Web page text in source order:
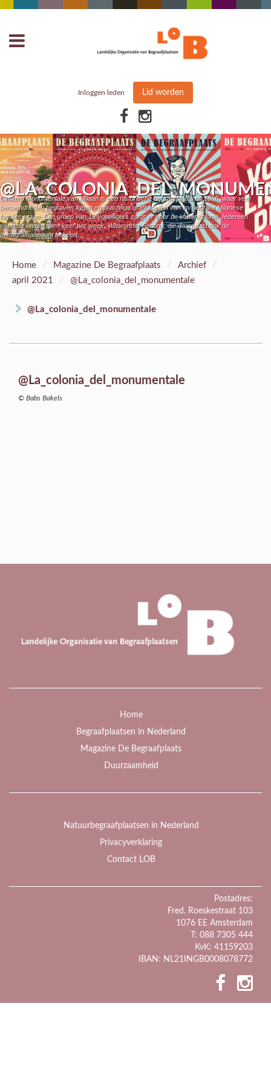
Inloggen leden Lid worden
Cimitero Monumentale van Milaan is een historische begraafplaats uit 1866, waar veel
beroemdheden begraven liggen en prachtige grafkapellen van invloedrijke Milanese
families staan. Een groep van 12 vrijwilligers zorgt er voor de kattenkolonie. Iedereen
voert de katten twee keer per week. Waaronder Simona, die daarnaast ook de
Instagramaccount beheert.
Home / Magazine De Begraafplaats / Archief /
april 2021 / @La_colonia_del_monumentale
@La_colonia_del_monumentale
@La_colonia_del_monumentale
© Babs Bakels
Home
Begraafplaatsen in Nederland
Magazine De Begraafplaats
Duurzaamheid
Natuurbegraafplaatsen in Nederland
Privacyverklaring
Contact LOB
Postadres:
Fred. Roeskestraat 103
1076 EE Amsterdam
T: 088 7305 444
KvK: 41159203
IBAN: NL21INGB0008078772